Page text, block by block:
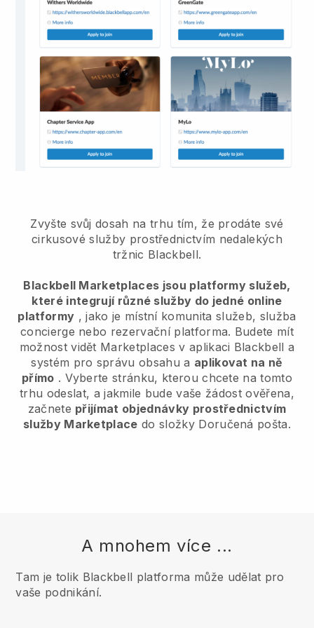
Zvyšte svůj dosah na trhu tím, že prodáte své
cirkusové služby prostřednictvím nedalekých
tržnic Blackbell.
Blackbell Marketplaces jsou platformy služeb,
které integrují různé služby do jedné online
platformy , jako je místní komunita služeb, služba
concierge nebo rezervační platforma. Budete mít
možnost vidět Marketplaces v aplikaci Blackbell a
systém pro správu obsahu a aplikovat na ně
přímo . Vyberte stránku, kterou chcete na tomto
trhu odeslat, a jakmile bude vaše žádost ověřena,
začnete přijímat objednávky prostřednictvím
služby Marketplace do složky Doručená pošta.
A mnohem více ...
Tam je tolik Blackbell platforma může udělat pro
vaše podnikání.